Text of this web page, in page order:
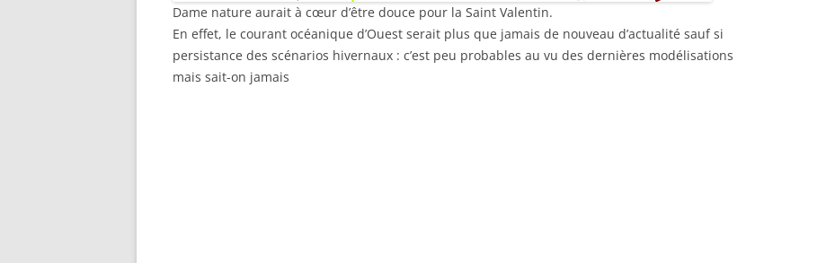
Dame nature aurait à cœur d’être douce pour la Saint Valentin.
En effet, le courant océanique d’Ouest serait plus que jamais de nouveau d’actualité sauf si
persistance des scénarios hivernaux : c’est peu probables au vu des dernières modélisations
mais sait-on jamais